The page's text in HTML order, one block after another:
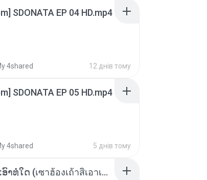
SDONATA EP 04 HD.mp4
4shared 12 днів тому
SDONATA EP 05 HD.mp4
4shared 5 днів тому
ເຊົາຮ້ອງເຖົ້າຊິເອົາທໍ່ໃດ (เซาฮ้องเถ้าสิเอาเท่าใด) ບຸນເກີດ ຫນູຫ່ວງ ft. ໂສພາ ຈຸນທະລາ